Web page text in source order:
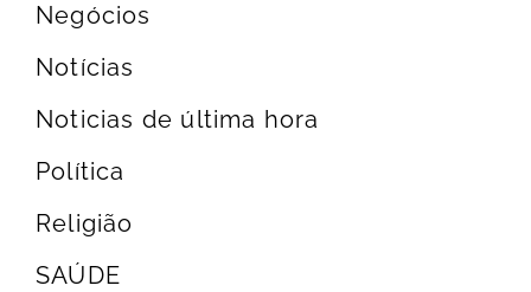
Negócios
Notícias
Noticias de última hora
Política
Religião
SAÚDE